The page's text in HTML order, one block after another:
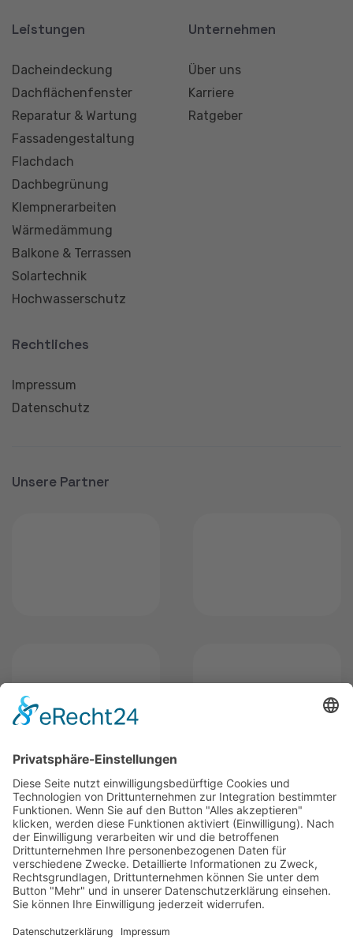
Leistungen
Dacheindeckung
Dachflächenfenster
Reparatur & Wartung
Fassadengestaltung
Flachdach
Dachbegrünung
Klempnerarbeiten
Wärmedämmung
Balkone & Terrassen
Solartechnik
Hochwasserschutz
Unternehmen
Über uns
Karriere
Ratgeber
Rechtliches
Impressum
Datenschutz
Unsere Partner